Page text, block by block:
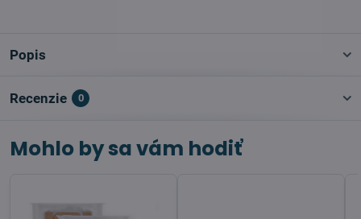
Popis
Recenzie 0
Mohlo by sa vám hodiť